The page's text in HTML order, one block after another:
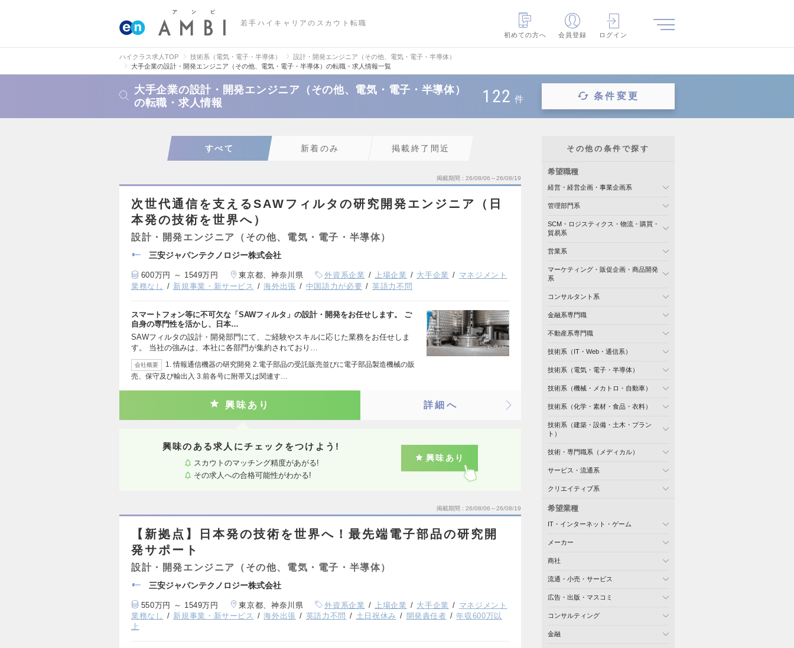
若手ハイキャリアのスカウト転職
初めての方へ
会員登録 ログイン
ハイクラス求人TOP 技術系（電気・電子・半導体）
設計・開発エンジニア（その他、電気・電子・半導体）
大手企業の設計・開発エンジニア（その他、電気・電子・半導体）の転職・求人情報一覧
大手企業の設計・開発エンジニア（その他、電気・電子・半導体）
の転職・求人情報
122 件 条件変更
すべて 新着のみ 掲載終了間近
掲載期間 26/08/06～26/08/19
次世代通信を支えるSAWフィルタの研究開発エンジニア（日
本発の技術を世界へ）
設計・開発エンジニア（その他、電気・電子・半導体）
三安ジャパンテクノロジー株式会社
600万円 ～ 1549万円 東京都、神奈川県 外資系企業 上場企業 大手企業
マネジメント
業務なし
新規事業・新サービス 海外出張 中国語力が必要 英語力不問
スマートフォン等に不可欠な「SAWフィルタ」の設計・開発をお任せします。 ご
自身の専門性を活かし、日本…
SAWフィルタの設計・開発部門にて、ご経験やスキルに応じた業務をお任せしま
す。 当社の強みは、本社に各部門が集約されており…
会社概要
1. 情報通信機器の研究開発 2.電子部品の受託販売並びに電子部品製造機械の販
売、保守及び輸出入 3.前各号に附帯又は関連す…
興味あり 詳細へ
興味のある求人にチェックをつけよう!
スカウトのマッチング精度があがる!
その求人への合格可能性がわかる!
興味あり
掲載期間 26/08/06～26/08/19
【新拠点】日本発の技術を世界へ！最先端電子部品の研究開
発サポート
設計・開発エンジニア（その他、電気・電子・半導体）
三安ジャパンテクノロジー株式会社
550万円 ～ 1549万円 東京都、神奈川県 外資系企業 上場企業 大手企業
マネジメント
業務なし
新規事業・新サービス 海外出張 英語力不問 土日祝休み 開発責任者
年収600万以
上
その他の条件で探す
希望職種
経営・経営企画・事業企画系
管理部門系
SCM・ロジスティクス・物流・購買・
貿易系
営業系
マーケティング・販促企画・商品開発
系
コンサルタント系
金融系専門職
不動産系専門職
技術系（IT・Web・通信系）
技術系（電気・電子・半導体）
技術系（機械・メカトロ・自動車）
技術系（化学・素材・食品・衣料）
技術系（建築・設備・土木・プラン
ト）
技術・専門職系（メディカル）
サービス・流通系
クリエイティブ系
希望業種
IT・インターネット・ゲーム
メーカー
商社
流通・小売・サービス
広告・出版・マスコミ
コンサルティング
金融